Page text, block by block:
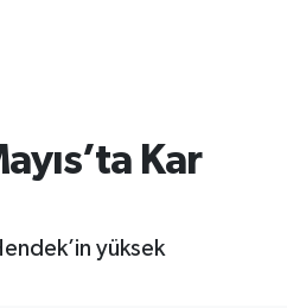
Kar
yüksek
ve Fikstür